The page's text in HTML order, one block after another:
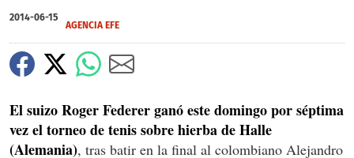
2014-06-15
AGENCIA EFE
El suizo Roger Federer ganó este domingo por séptima
vez el torneo de tenis sobre hierba de Halle
(Alemania), tras batir en la final al colombiano Alejandro